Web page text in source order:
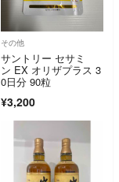
その他
サントリー セサミ
ン EX オリザプラス 3
0日分 90粒
¥3,200